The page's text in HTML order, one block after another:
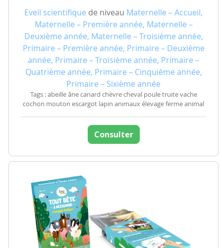
Eveil scientifique de niveau Maternelle – Accueil,
Maternelle – Première année, Maternelle –
Deuxième année, Maternelle – Troisième année,
Primaire – Première année, Primaire – Deuxième
année, Primaire – Troisième année, Primaire –
Quatrième année, Primaire – Cinquième année,
Primaire – Sixième année
Tags : abeille âne canard chèvre cheval poule truite vache
cochon mouton escargot lapin animaux élevage ferme animal
Consulter